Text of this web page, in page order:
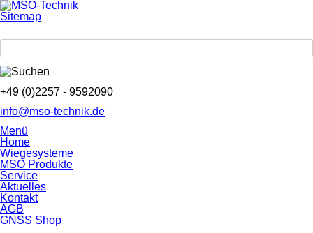
Sitemap
+49 (0)2257 - 9592090
info@mso-technik.de
Menü
Home
Wiegesysteme
MSO Produkte
Service
Aktuelles
Kontakt
AGB
GNSS Shop